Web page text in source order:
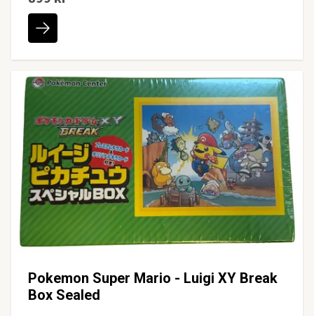
Pokemon Super Mario - Luigi XY Break
Box Sealed